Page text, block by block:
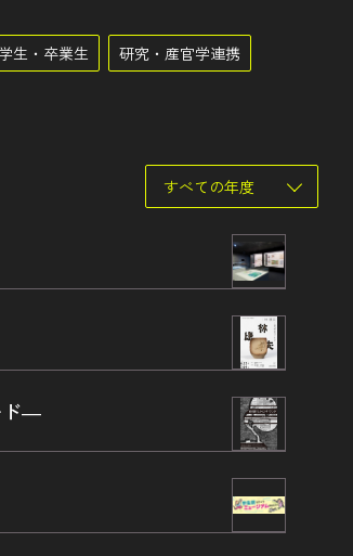
生・卒業生 研究・産官学連携
すべての年度
ド―